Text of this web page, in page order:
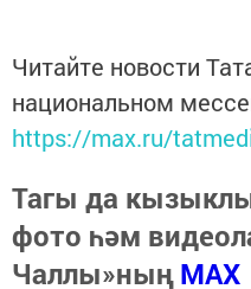
Читайте новости
национальном
https://max.ru/
Тагы да
фото һәм
Чаллы»ныңMAX